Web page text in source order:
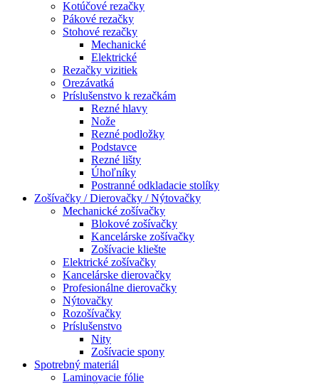
Kotúčové rezačky
Pákové rezačky
Stohové rezačky
Mechanické
Elektrické
Rezačky vizitiek
Orezávatká
Príslušenstvo k rezačkám
Rezné hlavy
Nože
Rezné podložky
Podstavce
Rezné lišty
Úhoľníky
Postranné odkladacie stolíky
Zošívačky / Dierovačky / Nýtovačky
Mechanické zošívačky
Blokové zošívačky
Kancelárske zošívačky
Zošívacie kliešte
Elektrické zošívačky
Kancelárske dierovačky
Profesionálne dierovačky
Nýtovačky
Rozošívačky
Príslušenstvo
Nity
Zošívacie spony
Spotrebný materiál
Laminovacie fólie